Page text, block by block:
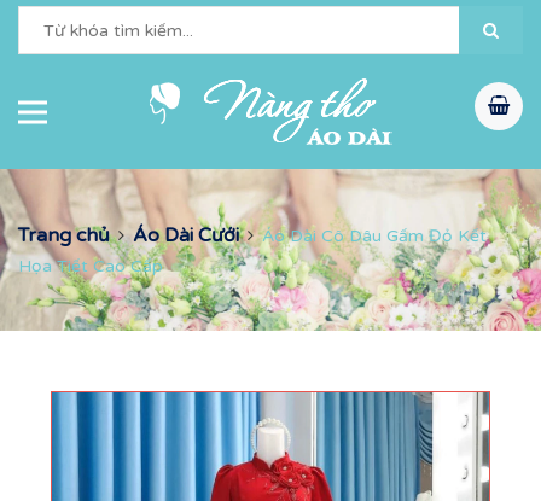
Trang chủ Áo Dài Cưới
Áo Dài Cô Dâu Gấm Đỏ Kết
Họa Tiết Cao Cấp